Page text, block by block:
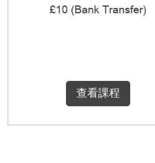
Transfer)£10 (Bank Transfer)
查看課程